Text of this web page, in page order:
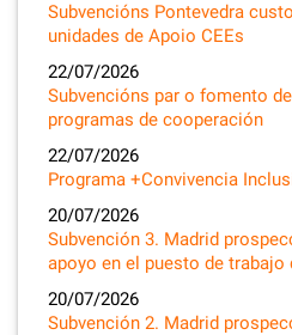
Subvencións Pontevedra
unidades de Apoio CEEs
22/07/2026
Subvencións par o fomento
programas de cooperación
22/07/2026
Programa +Convivencia
20/07/2026
Subvención 3. Madrid
apoyo en el puesto de trabajo
20/07/2026
Subvención 2. Madrid